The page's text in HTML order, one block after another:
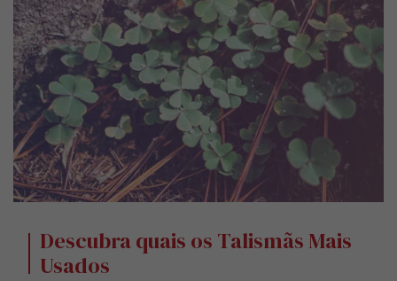
Descubra quais os Talismãs Mais
Usados